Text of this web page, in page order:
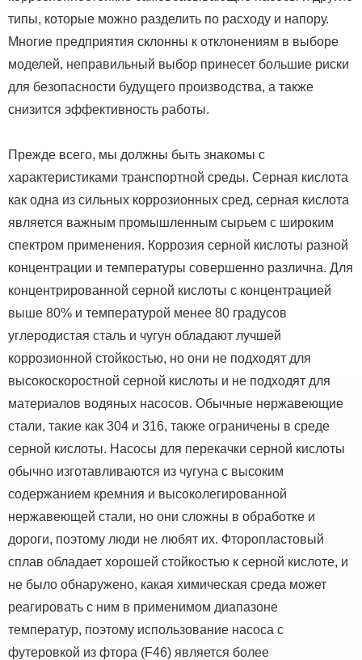
типы, которые можно разделить по расходу и напору.
Многие предприятия склонны к отклонениям в выборе
моделей, неправильный выбор принесет большие риски
для безопасности будущего производства, а также
снизится эффективность работы.
Прежде всего, мы должны быть знакомы с
характеристиками транспортной среды. Серная кислота
как одна из сильных коррозионных сред, серная кислота
является важным промышленным сырьем с широким
спектром применения. Коррозия серной кислоты разной
концентрации и температуры совершенно различна. Для
концентрированной серной кислоты с концентрацией
выше 80% и температурой менее 80 градусов
углеродистая сталь и чугун обладают лучшей
коррозионной стойкостью, но они не подходят для
высокоскоростной серной кислоты и не подходят для
материалов водяных насосов. Обычные нержавеющие
стали, такие как 304 и 316, также ограничены в среде
серной кислоты. Насосы для перекачки серной кислоты
обычно изготавливаются из чугуна с высоким
содержанием кремния и высоколегированной
нержавеющей стали, но они сложны в обработке и
дороги, поэтому люди не любят их. Фторопластовый
сплав обладает хорошей стойкостью к серной кислоте, и
не было обнаружено, какая химическая среда может
реагировать с ним в применимом диапазоне
температур, поэтому использование насоса с
футеровкой из фтора (F46) является более